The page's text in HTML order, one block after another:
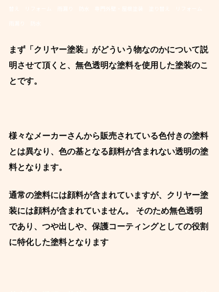
まず「クリヤー塗装」がどういう物なのかについて説
明させて頂くと、 無色透明な塗料を使用した塗装のこ
とです。
様々なメーカーさんから販売されている色付きの塗料
とは異なり、色の基となる顔料が含まれない透明の塗
料となります。
通常の塗料には顔料が含まれていますが、クリヤー塗
装には顔料が含まれていません。 そのため無色透明
であり、つや出しや、保護コーティングとしての役割
に特化した塗料となります ️ ️